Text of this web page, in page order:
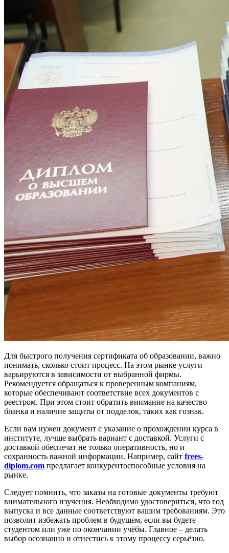
Для быстрого получения сертификата об образовании, важно
понимать, сколько стоит процесс. На этом рынке услуги
варьируются в зависимости от выбранной фирмы.
Рекомендуется обращаться к проверенным компаниям,
которые обеспечивают соответствие всех документов с
реестром. При этом стоит обратить внимание на качество
бланка и наличие защиты от подделок, таких как гознак.
Если вам нужен документ с указание о прохождении курса в
институте, лучше выбрать вариант с доставкой. Услуги с
доставкой обеспечат не только оперативность, но и
сохранность важной информации. Например, сайт frees-
diplom.com предлагает конкурентоспособные условия на
рынке.
Следует помнить, что заказы на готовые документы требуют
внимательного изучения. Необходимо удостовериться, что год
выпуска и все данные соответствуют вашим требованиям. Это
позволит избежать проблем в будущем, если вы будете
студентом или уже по окончании учёбы. Главное – делать
выбор осознанно и отнестись к этому процессу серьёзно.